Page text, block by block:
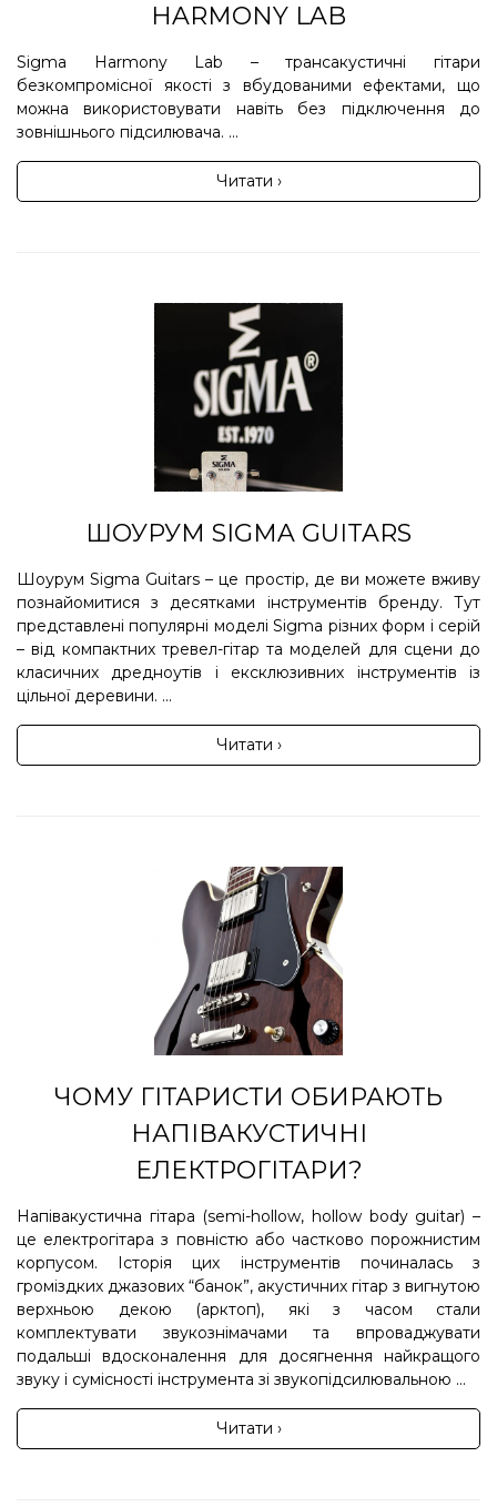
HARMONY LAB
Sigma Harmony Lab – трансакустичні гітари
безкомпромісної якості з вбудованими ефектами, що
можна використовувати навіть без підключення до
зовнішнього підсилювача. ...
Читати ›
ШОУРУМ SIGMA GUITARS
Шоурум Sigma Guitars – це простір, де ви можете вживу
познайомитися з десятками інструментів бренду. Тут
представлені популярні моделі Sigma різних форм і серій
– від компактних тревел-гітар та моделей для сцени до
класичних дредноутів і ексклюзивних інструментів із
цільної деревини. ...
Читати ›
ЧОМУ ГІТАРИСТИ ОБИРАЮТЬ
НАПІВАКУСТИЧНІ
ЕЛЕКТРОГІТАРИ?
Напівакустична гітара (semi-hollow, hollow body guitar) –
це електрогітара з повністю або частково порожнистим
корпусом. Історія цих інструментів починалась з
громіздких джазових “банок”, акустичних гітар з вигнутою
верхньою декою (арктоп), які з часом стали
комплектувати звукознімачами та впроваджувати
подальші вдосконалення для досягнення найкращого
звуку і сумісності інструмента зі звукопідсилювальною ...
Читати ›